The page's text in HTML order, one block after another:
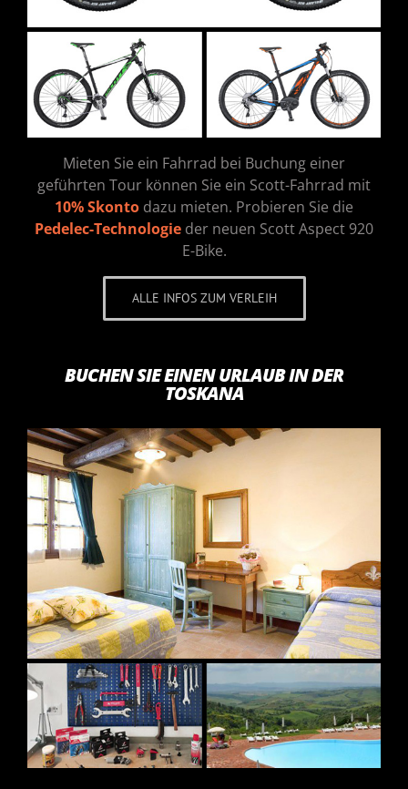
Mieten Sie ein Fahrrad bei Buchung einer
geführten Tour können Sie ein Scott-Fahrrad mit
10% Skonto dazu mieten. Probieren Sie die
Pedelec-Technologie der neuen Scott Aspect 920
E-Bike.
ALLE INFOS ZUM VERLEIH
BUCHEN SIE EINEN URLAUB IN DER
TOSKANA